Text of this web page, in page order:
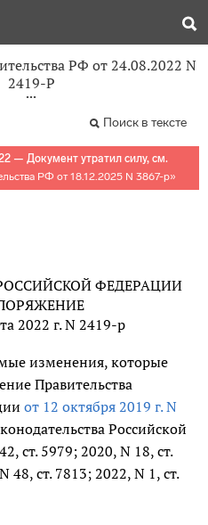
РФ от 24.08.2022 N
2419-Р
Поиск в тексте
— Документ утратил силу, см.
РФ от 18.12.2025 N 3867-р»
ФЕДЕРАЦИИ
2022 г. N 2419-р
изменения, которые
Правительства
от 12 октября 2019 г. N
Российской
ст. 5979; 2020, N 18, ст.
48, ст. 7813; 2022, N 1, ст.